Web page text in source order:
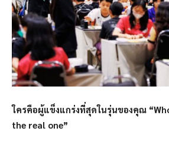
ใครคือผู้แข็งแกร่งที่สุดในรุ่นของคุณ
the real one”